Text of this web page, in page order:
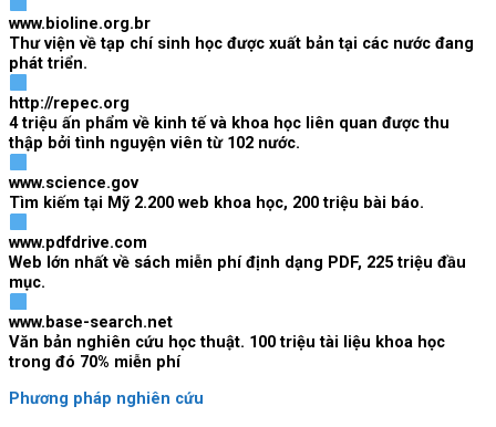
www.bioline.org.br
Thư viện về tạp chí sinh học được xuất bản tại các nước đang
phát triển.
http://repec.org
4 triệu ấn phẩm về kinh tế và khoa học liên quan được thu
thập bởi tình nguyện viên từ 102 nước.
www.science.gov
Tìm kiếm tại Mỹ 2.200 web khoa học, 200 triệu bài báo.
www.pdfdrive.com
Web lớn nhất về sách miễn phí định dạng PDF, 225 triệu đầu
mục.
www.base-search.net
Văn bản nghiên cứu học thuật. 100 triệu tài liệu khoa học
trong đó 70% miễn phí
Phương pháp nghiên cứu